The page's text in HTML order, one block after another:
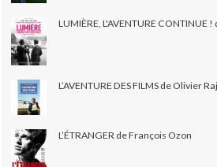
LUMIÈRE, L'AVENTURE CONTINUE
L’AVENTURE DES FILMS de Olivier
L’ÉTRANGER de François Ozon